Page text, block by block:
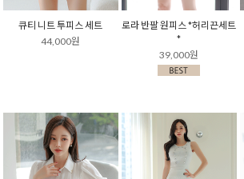
큐티 니트 투피스 세트
44,000원
로라 반팔 원피스 *허리끈세트
*
39,000원